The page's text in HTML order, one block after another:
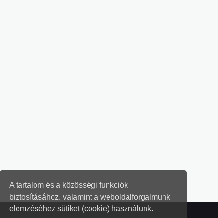
A tartalom és a közösségi funkciók
biztosításához, valamint a weboldalforgalmunk
elemzéséhez sütiket (cookie) használunk.